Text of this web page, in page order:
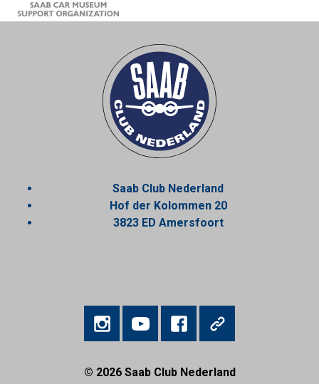
Saab Club Nederland
Hof der Kolommen 20
3823 ED Amersfoort
© 2026Saab Club Nederland